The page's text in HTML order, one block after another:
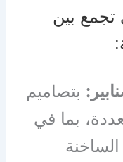
تجمع بين
بتصاميم
بما في